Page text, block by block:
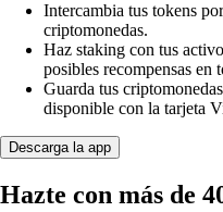
Intercambia tus tokens
criptomonedas.
Haz staking con tus
posibles recompensas en
Guarda tus
disponible con la tarjeta
Descarga la app
Hazte con más de